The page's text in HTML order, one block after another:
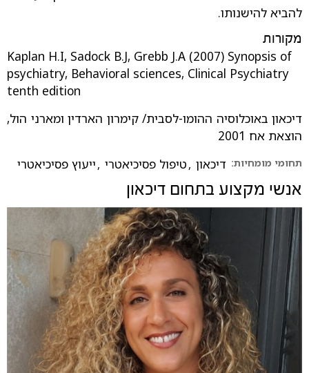
להביא להישנותו.
מקורות
Kaplan H.I, Sadock B.J, Grebb J.A (2007) Synopsis of
psychiatry, Behavioral sciences, Clinical Psychiatry
tenth edition
דיכאון באוכלוסיה ההומו-לסבית/ קימרון הארדין ומארני הול,
הוצאת אח 2001
תחומי מומחיות: דיכאון ,טיפול פסיכיאטרי ,ייעוץ פסיכיאטרי
אנשי מקצוע בתחום דיכאון